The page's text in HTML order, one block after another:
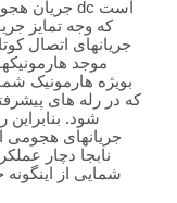
که وجه تمایز
جریانهای اتصال
که در رله های
شود. بنابراین
جریانهای هجومی
نابجا دچار
شمایی از